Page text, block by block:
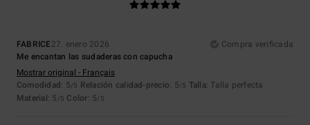
FABRICE27. enero 2026
Compra verificada
Me encantan las sudaderas con capucha
Mostrar original - Français
Comodidad: 5/5 Relación calidad-precio: 5/5 Talla: Talla perfecta
Material: 5 /5 Color: 5/5